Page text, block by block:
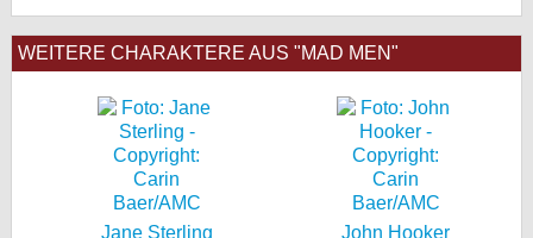
WEITERE CHARAKTERE AUS "MAD MEN"
Jane Sterling John Hooker